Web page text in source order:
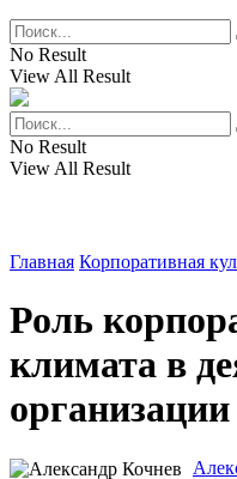
No Result
View All Result
No Result
View All Result
Главная Корпоративная
Роль
климата в
организации